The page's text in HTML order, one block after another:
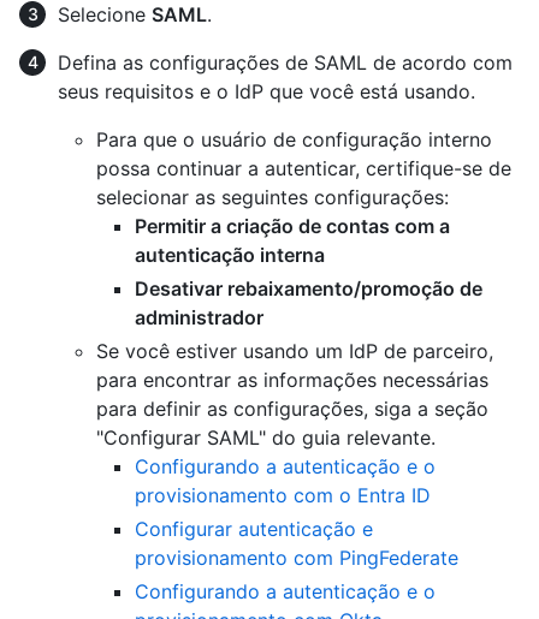
Selecione SAML.
Defina as configurações de SAML de acordo com
seus requisitos e o IdP que você está usando.
Para que o usuário de configuração interno
possa continuar a autenticar, certifique-se de
selecionar as seguintes configurações:
Permitir a criação de contas com a
autenticação interna
Desativar rebaixamento/promoção de
administrador
Se você estiver usando um IdP de parceiro,
para encontrar as informações necessárias
para definir as configurações, siga a seção
"Configurar SAML" do guia relevante.
Configurando a autenticação e o
provisionamento com o Entra ID
Configurar autenticação e
provisionamento com PingFederate
Configurando a autenticação e o